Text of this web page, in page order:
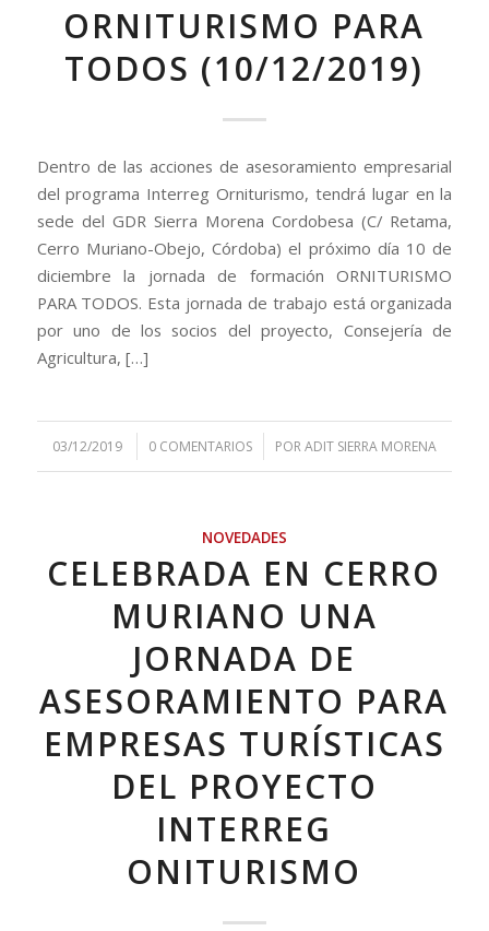
ORNITURISMO PARA
TODOS (10/12/2019)
Dentro de las acciones de asesoramiento empresarial
del programa Interreg Orniturismo, tendrá lugar en la
sede del GDR Sierra Morena Cordobesa (C/ Retama,
Cerro Muriano-Obejo, Córdoba) el próximo día 10 de
diciembre la jornada de formación ORNITURISMO
PARA TODOS. Esta jornada de trabajo está organizada
por uno de los socios del proyecto, Consejería de
Agricultura, […]
03/12/2019
/ 0 COMENTARIOS
/ PORADIT SIERRA MORENA
NOVEDADES
CELEBRADA EN CERRO
MURIANO UNA
JORNADA DE
ASESORAMIENTO PARA
EMPRESAS TURÍSTICAS
DEL PROYECTO
INTERREG
ONITURISMO